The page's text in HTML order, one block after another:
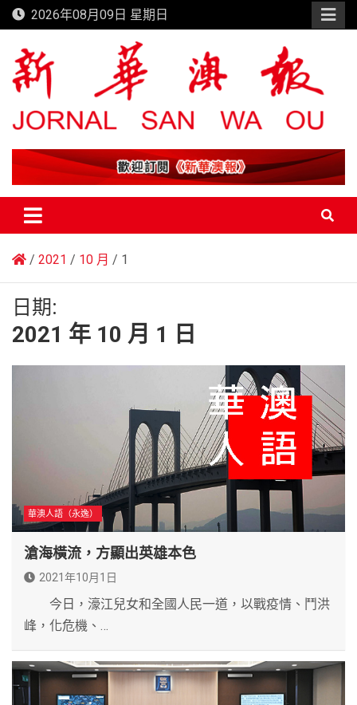
Skip
to
content
2026年08月09日 星期日
新華澳報
2021 10 月 1
日期:
2021 年 10 月 1 日
華澳人語（永逸）
滄海橫流，方顯出英雄本色
2021年10月1日
今日，濠江兒女和全國人民一道，以戰疫情、鬥洪
峰，化危機、…